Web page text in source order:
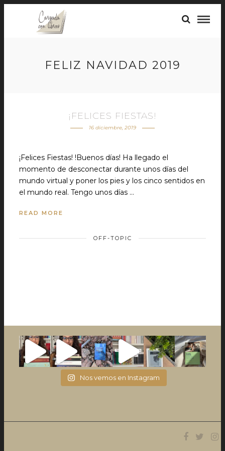
FELIZ NAVIDAD 2019
¡FELICES FIESTAS!
16 diciembre, 2019
¡Felices Fiestas! !Buenos días! Ha llegado el
momento de desconectar durante unos días del
mundo virtual y poner los pies y los cinco sentidos en
el mundo real. Tengo unos días …
READ MORE
OFF-TOPIC
Nos vemos en Instagram